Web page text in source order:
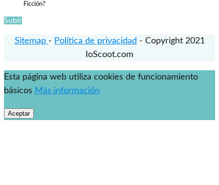
Ficción?
Subir
Sitemap - Política de privacidad - Copyright 2021
IoScoot.com
Esta página web utiliza cookies de funcionamiento
básicos Más información
Aceptar